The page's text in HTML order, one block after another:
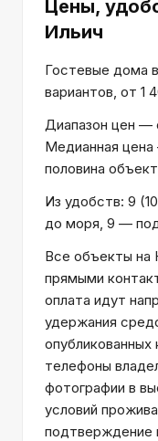
Цены,
Ильич
Гостевые дома
вариантов, от 1
Диапазон цен —
Медианная
половина
Из удобств: 9
до моря, 9 —
Все объекты на
прямыми
оплата идут
удержания
опубликованных
телефоны
фотографии в
условий
подтверждение